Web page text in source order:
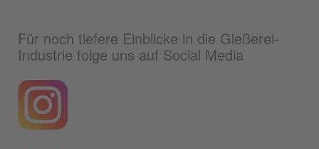
Für noch tiefere Einblicke in die Gießerei-
Industrie folge uns auf Social Media